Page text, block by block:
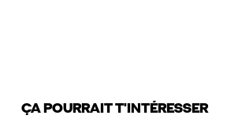
ÇA POURRAIT T'INTÉRESSER